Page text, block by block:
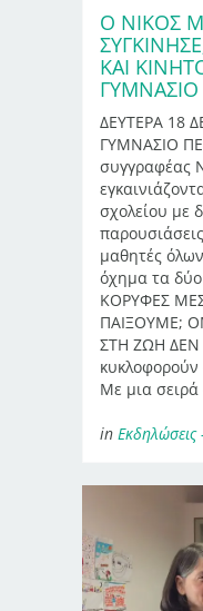
Ο ΝΙΚΟΣ
ΚΑΙ
ΔΕΥΤΕΡΑ 18
ΓΥΜΝΑΣΙΟ
συγγραφέας
σχολείου με
μαθητές
όχημα τα δύο
ΚΟΡΥΦΕΣ
ΠΑΙΞΟΥΜΕ;
ΣΤΗ ΖΩΗ ΔΕΝ
κυκλοφορούν
Με μια σειρά
in Εκδηλώσεις